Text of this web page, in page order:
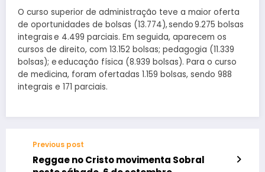
O curso superior de administração teve a maior oferta
de oportunidades de bolsas (13.774), sendo 9.275 bolsas
integrais e 4.499 parciais. Em seguida, aparecem os
cursos de direito, com 13.152 bolsas; pedagogia (11.339
bolsas); e educação física (8.939 bolsas). Para o curso
de medicina, foram ofertadas 1.159 bolsas, sendo 988
integrais e 171 parciais.
Previous post
Reggae no Cristo movimenta Sobral